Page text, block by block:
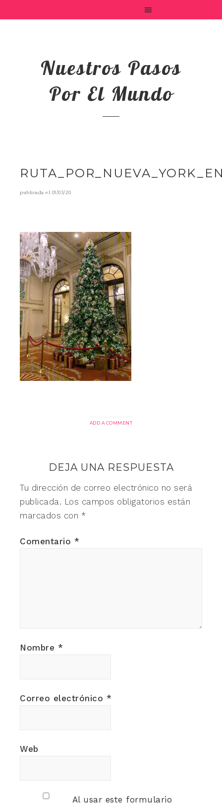
Nuestros Pasos
Por El Mundo
publicada el 01/03/20
ADD A COMMENT
DEJA UNA RESPUESTA
Tu dirección de correo electrónico no será
publicada. Los campos obligatorios están
marcados con *
Comentario *
Nombre *
Correo electrónico *
Web
Al usar este formulario